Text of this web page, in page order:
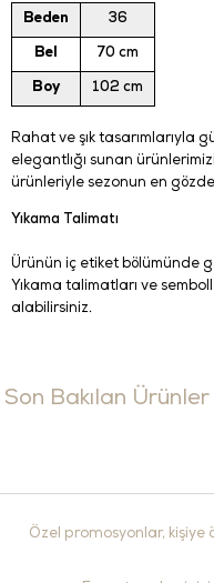
Beden
36
Bel 70 cm
Boy 102 cm
Rahat ve şık tasarımlarıyla
elegantlığı sunan
ürünleriyle sezonun en
Yıkama Talimatı
Ürünün iç etiket bölümünde
Yıkama talimatları ve
alabilirsiniz.
Son Bakılan Ürünler
Özel promosyonlar, kişiye